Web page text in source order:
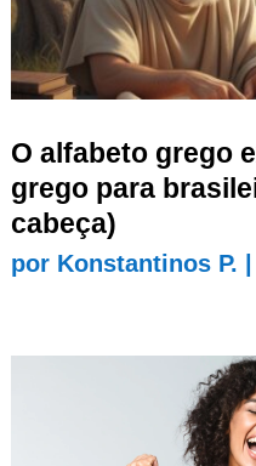
O alfabeto grego
grego para
cabeça)
por Konstantinos P.